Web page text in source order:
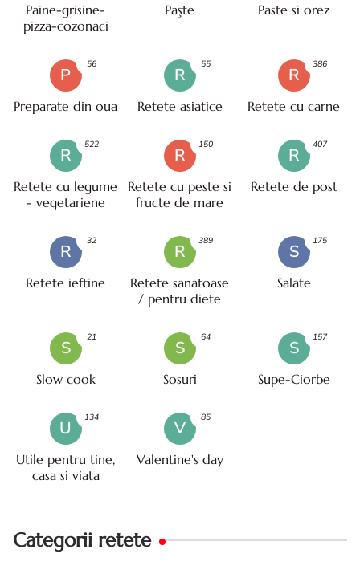
Paine-grisine-
pizza-cozonaci
Paşte Paste si orez
P
Preparate din oua
56
R
Retete asiatice
55
R
Retete cu carne
386
R
Retete cu legume
- vegetariene
522
R
Retete cu peste si
fructe de mare
150
R
Retete de post
407
R
Retete ieftine
32
R
Retete sanatoase
/ pentru diete
389
S
Salate
175
S
Slow cook
21
S
Sosuri
64
S
Supe-Ciorbe
157
U
Utile pentru tine,
casa si viata
134
V
Valentine's day
85
Categorii retete